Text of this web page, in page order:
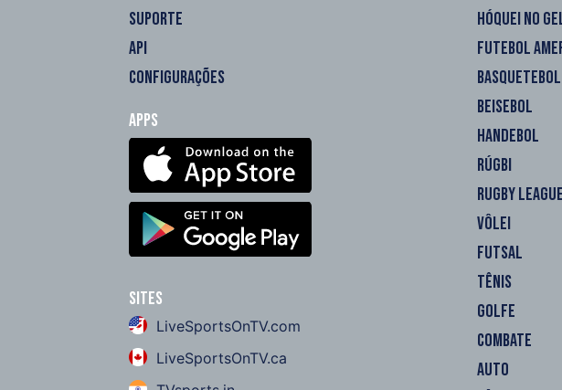
SUPORTE
API
CONFIGURAÇÕES
Apps
Sites
LiveSportsOnTV.com
LiveSportsOnTV.ca
HÓQUEI NO
FUTEBOL
BASQUETEBOL
BEISEBOL
HANDEBOL
RÚGBI
RUGBY LEAGUE
VÔLEI
FUTSAL
TÊNIS
GOLFE
COMBATE
AUTO